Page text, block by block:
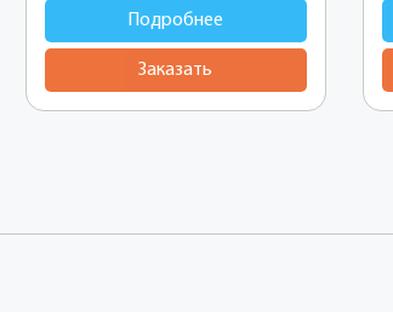
Подробнее
Заказать